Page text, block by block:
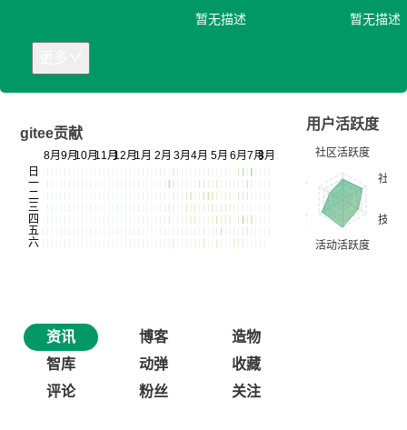
RPC
暂无描述 暂无描述
gitee贡献
用户活跃度
资讯 博客
造物
智库
动弹
收藏
评论
粉丝 关注